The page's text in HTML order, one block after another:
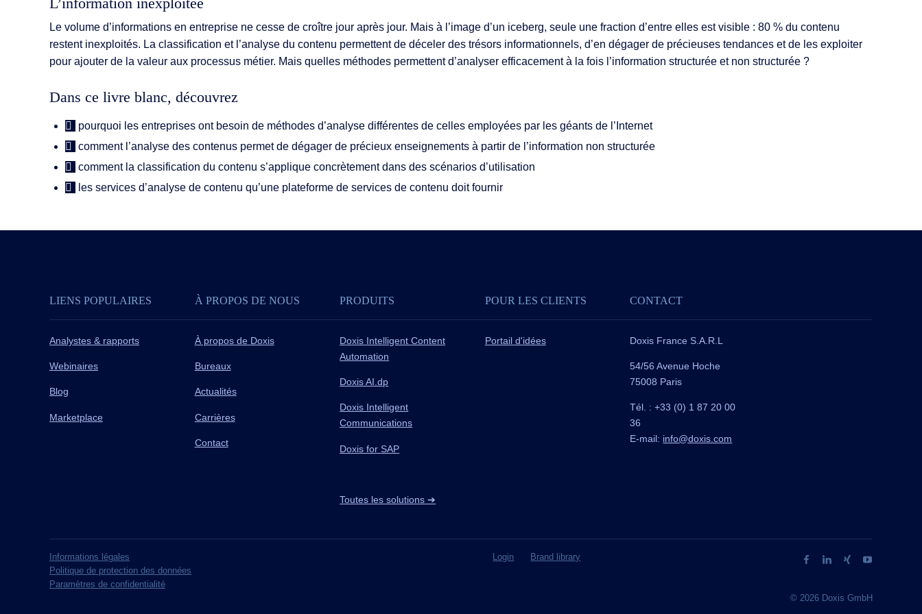
Déploiement & services
Le volume d’informations en entreprise ne cesse de croître jour après jour. Mais à l’image d’un iceberg, seule une fraction d’entre elles est visible : 80 % du contenu
restent inexploités. La classification et l’analyse du contenu permettent de déceler des trésors informationnels, d’en dégager de précieuses tendances et de les exploiter
pour ajouter de la valeur aux processus métier. Mais quelles méthodes permettent d’analyser efficacement à la fois l’information structurée et non structurée ?
Dans ce livre blanc, découvrez
pourquoi les entreprises ont besoin de méthodes d’analyse différentes de celles employées par les géants de l’Internet
comment l’analyse des contenus permet de dégager de précieux enseignements à partir de l’information non structurée
comment la classification du contenu s’applique concrètement dans des scénarios d’utilisation
les services d’analyse de contenu qu’une plateforme de services de contenu doit fournir
LIENS POPULAIRES
Analystes & rapports
Webinaires
Blog
Marketplace
À PROPOS DE NOUS
À propos de Doxis
Bureaux
Actualités
Carrières
Contact
PRODUITS
Doxis Intelligent Content
Automation
Doxis AI.dp
Doxis Intelligent
Communications
Doxis for SAP
Toutes les solutions ➔
POUR LES CLIENTS
Portail d'idées
CONTACT
Doxis France S.A.R.L
54/56 Avenue Hoche
75008 Paris
Tél. : +33 (0) 1 87 20 00
36
E-mail: info@doxis.com
Informations légales
Politique de protection des données
Paramètres de confidentialité
Login Brand library
© 2026 Doxis GmbH